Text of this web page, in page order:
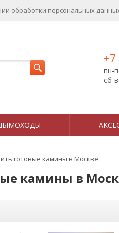
обработки персональных
пн-
сб-
готовые камины в Москве
камины в